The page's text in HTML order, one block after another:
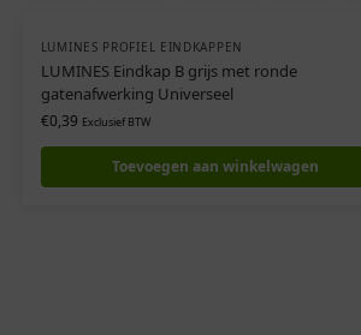
LUMINES PROFIEL EINDKAPPEN
LUMINES Eindkap B grijs met ronde
gatenafwerking Universeel
€0,39 Exclusief BTW
Toevoegen aan winkelwagen